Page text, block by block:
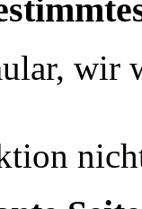
wir